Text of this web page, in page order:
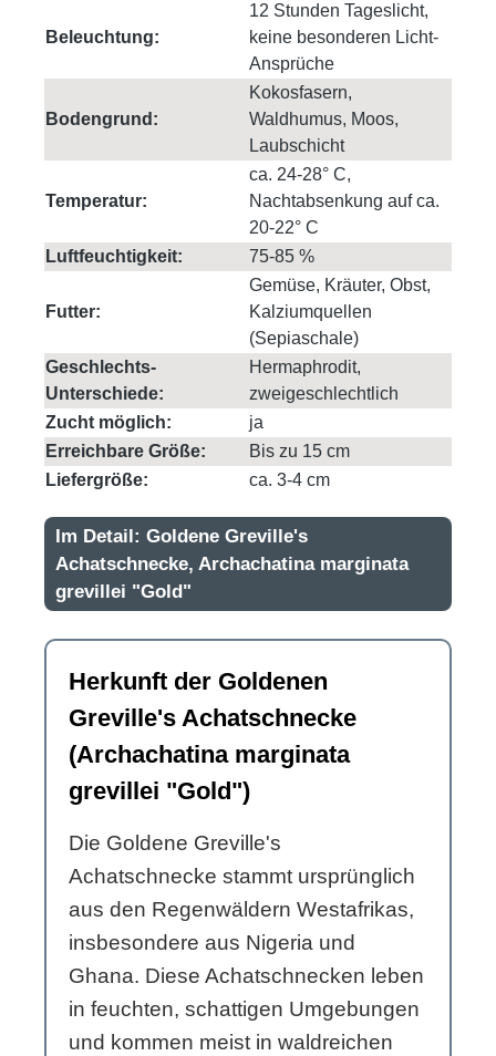
Beleuchtung:
12 Stunden Tageslicht,
keine besonderen Licht-
Ansprüche
Bodengrund:
Kokosfasern,
Waldhumus, Moos,
Laubschicht
Temperatur:
ca. 24-28° C,
Nachtabsenkung auf ca.
20-22° C
Luftfeuchtigkeit:
75-85 %
Futter:
Gemüse, Kräuter, Obst,
Kalziumquellen
(Sepiaschale)
Geschlechts-
Unterschiede:
Hermaphrodit,
zweigeschlechtlich
Zucht möglich:
ja
Erreichbare Größe:
Bis zu 15 cm
Liefergröße:
ca. 3-4 cm
Im Detail: Goldene Greville's
Achatschnecke, Archachatina marginata
grevillei "Gold"
Herkunft der Goldenen
Greville's Achatschnecke
(Archachatina marginata
grevillei "Gold")
Die Goldene Greville's
Achatschnecke stammt ursprünglich
aus den Regenwäldern Westafrikas,
insbesondere aus Nigeria und
Ghana. Diese Achatschnecken leben
in feuchten, schattigen Umgebungen
und kommen meist in waldreichen